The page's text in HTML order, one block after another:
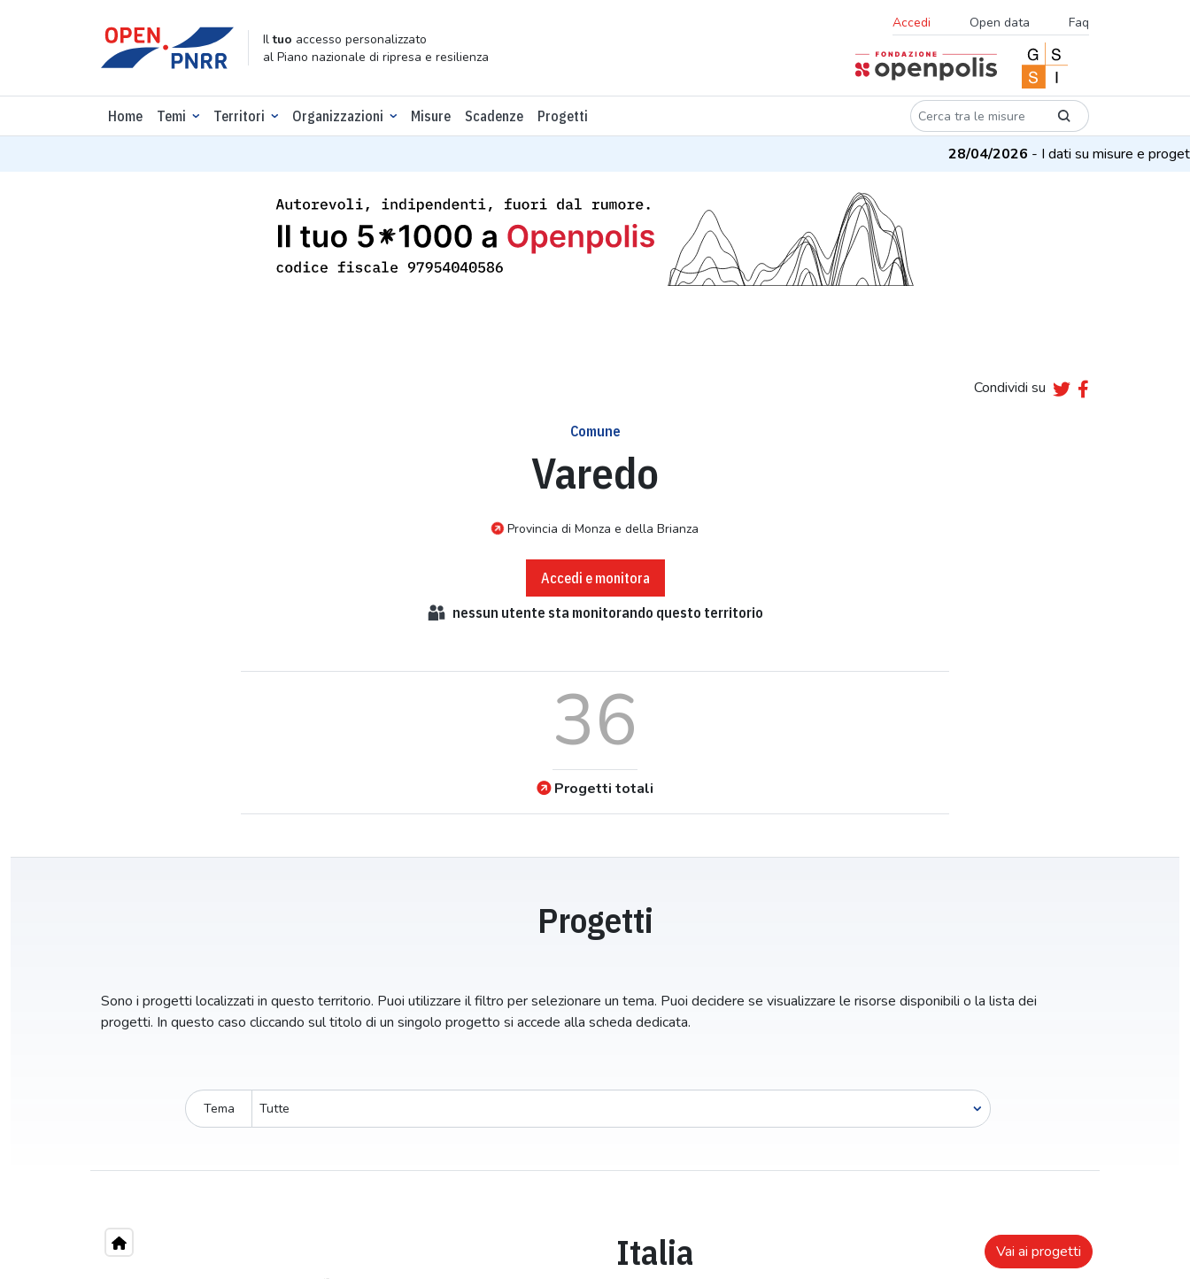
Iltuo accesso personalizzato
al Piano nazionale di ripresa e resilienza
Accedi Open data Faq
Home Temi Territori Organizzazioni Misure Scadenze Progetti
28/04/2026- I dati su misure e progetti
Condividi su
Comune
Varedo
Provincia di Monza e della Brianza
Accedi e monitora
nessun utente sta monitorando questo territorio
36
Progetti totali
Progetti
Sono i progetti localizzati in questo territorio. Puoi utilizzare il filtro per selezionare un tema. Puoi decidere se visualizzare le risorse disponibili o la lista dei
progetti. In questo caso cliccando sul titolo di un singolo progetto si accede alla scheda dedicata.
Tema
Complessivo
Italia Vai ai progetti